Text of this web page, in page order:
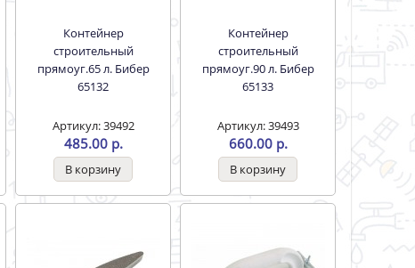
Контейнер
строительный
прямоуг.65 л. Бибер
65132
Артикул: 39492
485.00 р.
Контейнер
строительный
прямоуг.90 л. Бибер
65133
Артикул: 39493
660.00 р.